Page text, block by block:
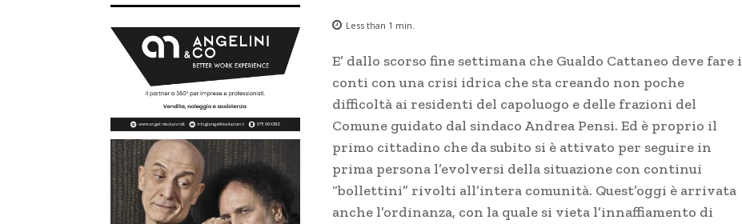
Less than 1 min.
E’ dallo scorso fine settimana che Gualdo Cattaneo deve fare i
conti con una crisi idrica che sta creando non poche
difficoltà ai residenti del capoluogo e delle frazioni del
Comune guidato dal sindaco Andrea Pensi. Ed è proprio il
primo cittadino che da subito si è attivato per seguire in
prima persona l’evolversi della situazione con continui
“bollettini” rivolti all’intera comunità. Quest’oggi è arrivata
anche l’ordinanza, con la quale si vieta l’innaffiamento di